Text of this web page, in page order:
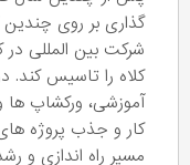
گذاری بر روی
شرکت بین المللی در
کلاه را تاسیس کند.
آموزشی، ورکشاپ ها
کار و جذب پروژه های
مسیر راه اندازی و